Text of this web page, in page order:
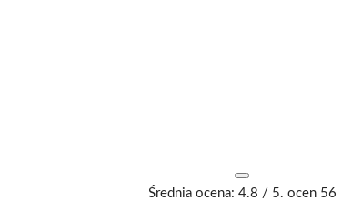
Średnia ocena: 4.8 / 5. ocen 56